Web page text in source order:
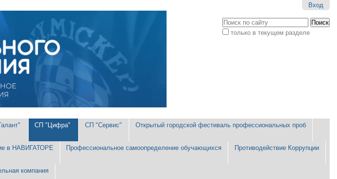
Вход
Поиск
только в текущем разделе
СП "Цифра" СП "Сервис" Открытый городской фестиваль профессиональных проб
в НАВИГАТОРЕ Профессиональное самоопределение обучающихся Противодействие Коррупции
компания